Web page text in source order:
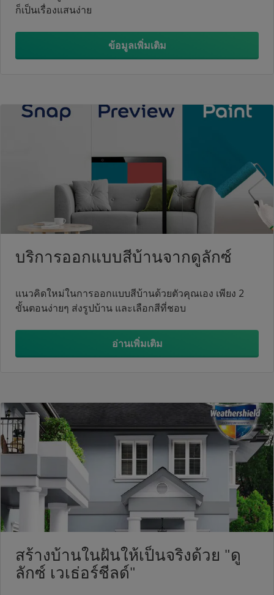
ก็เป็นเรื่องแสนง่าย
ข้อมูลเพิ่มเติม
บริการออกแบบสีบ้านจากดูลักซ์
แนวคิดใหม่ในการออกแบบสีบ้านด้วยตัวคุณเอง เพียง 2
ขั้นตอนง่ายๆ ส่งรูปบ้าน และเลือกสีที่ชอบ
อ่านเพิ่มเติม
สร้างบ้านในฝันให้เป็นจริงด้วย "ดู
ลักซ์ เวเธ่อร์ชีลด์"